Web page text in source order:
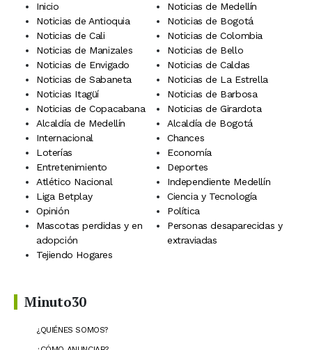
Inicio
Noticias de Medellín
Noticias de Antioquia
Noticias de Bogotá
Noticias de Cali
Noticias de Colombia
Noticias de Manizales
Noticias de Bello
Noticias de Envigado
Noticias de Caldas
Noticias de Sabaneta
Noticias de La Estrella
Noticias Itagüí
Noticias de Barbosa
Noticias de Copacabana
Noticias de Girardota
Alcaldía de Medellín
Alcaldía de Bogotá
Internacional
Chances
Loterías
Economía
Entretenimiento
Deportes
Atlético Nacional
Independiente Medellín
Liga Betplay
Ciencia y Tecnología
Opinión
Política
Mascotas perdidas y en
adopción
Personas desaparecidas y
extraviadas
Tejiendo Hogares
Minuto30
¿QUIÉNES SOMOS?